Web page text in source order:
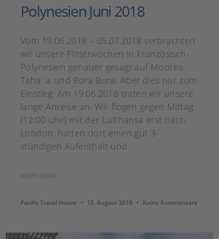
Polynesien Juni 2018
Vom 19.06.2018 – 05.07.2018 verbrachten
wir unsere Flitterwochen in Französisch-
Polynesien genauer gesagt auf Moorea,
Taha´a und Bora Bora. Aber dies nur zum
Einstieg. Am 19.06.2018 traten wir unsere
lange Anreise an. Wir flogen gegen Mittag
(12:00 Uhr) mit der Lufthansa erst nach
London, hatten dort einen gut 3-
stündigen Aufenthalt und
MEHR LESEN »
Pacific Travel House 15. August 2018 Keine Kommentare